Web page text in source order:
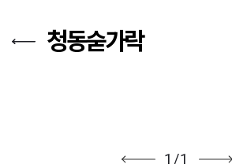
청동숟가락
1 /1